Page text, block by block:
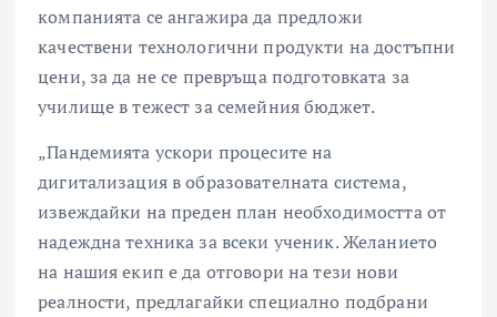
компанията се ангажира да предложи
качествени технологични продукти на достъпни
цени, за да не се превръща подготовката за
училище в тежест за семейния бюджет.
„Пандемията ускори процесите на
дигитализация в образователната система,
извеждайки на преден план необходимостта от
надеждна техника за всеки ученик. Желанието
на нашия екип е да отговори на тези нови
реалности, предлагайки специално подбрани